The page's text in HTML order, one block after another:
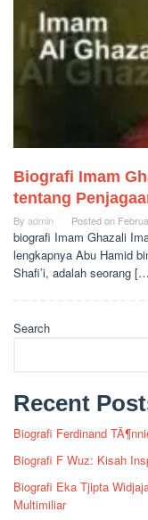
Biografi Imam
tentang
By admin Posted on
biografi Imam Ghazali
lengkapnya Abu Hamid
Shafi’i, adalah seorang
Search
Recent
Biografi Ferdinand
Biografi F Wuz: Kisah
Biografi Eka Tjipta
Multimiliar